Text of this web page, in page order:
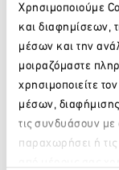
Χρησιμοποιούμε
και διαφημίσεων,
μέσων και την
μοιραζόμαστε
χρησιμοποιείτε
μέσων,
τις συνδυάσουν με
παραχωρήσει ή
στην παραγωγή
σκυροδέματος,
αειφόρων
λύσεις που
πελατών και τις
Για περισσότερες
www.lafarge.gr